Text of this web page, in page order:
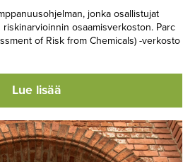
jonka osallistujat
osaamisverkoston. Parc
of Risk from Chemicals) -verkosto
Lue lisää